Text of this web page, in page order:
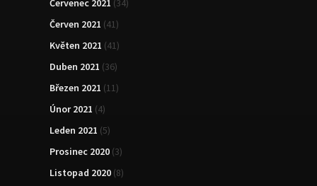
Červenec 2021 (34)
Červen 2021 (41)
Květen 2021 (41)
Duben 2021 (36)
Březen 2021 (11)
Únor 2021 (4)
Leden 2021 (5)
Prosinec 2020 (3)
Listopad 2020 (8)